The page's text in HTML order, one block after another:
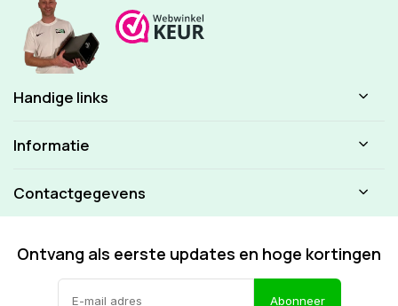
Handige links
Informatie
Contactgegevens
Ontvang als eerste updates en hoge kortingen
Abonneer